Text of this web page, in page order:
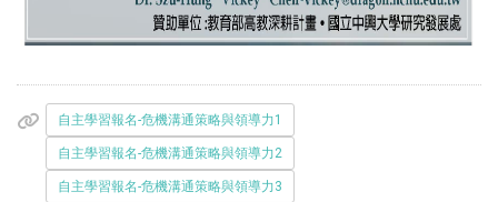
自主學習報名-危機溝通策略與領導力1
自主學習報名-危機溝通策略與領導力2
自主學習報名-危機溝通策略與領導力3